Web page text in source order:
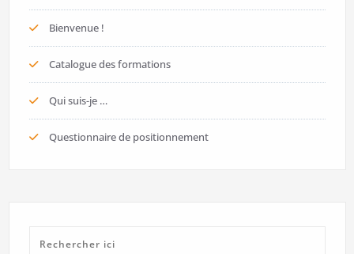
Bienvenue !
Catalogue des formations
Qui suis-je …
Questionnaire de positionnement